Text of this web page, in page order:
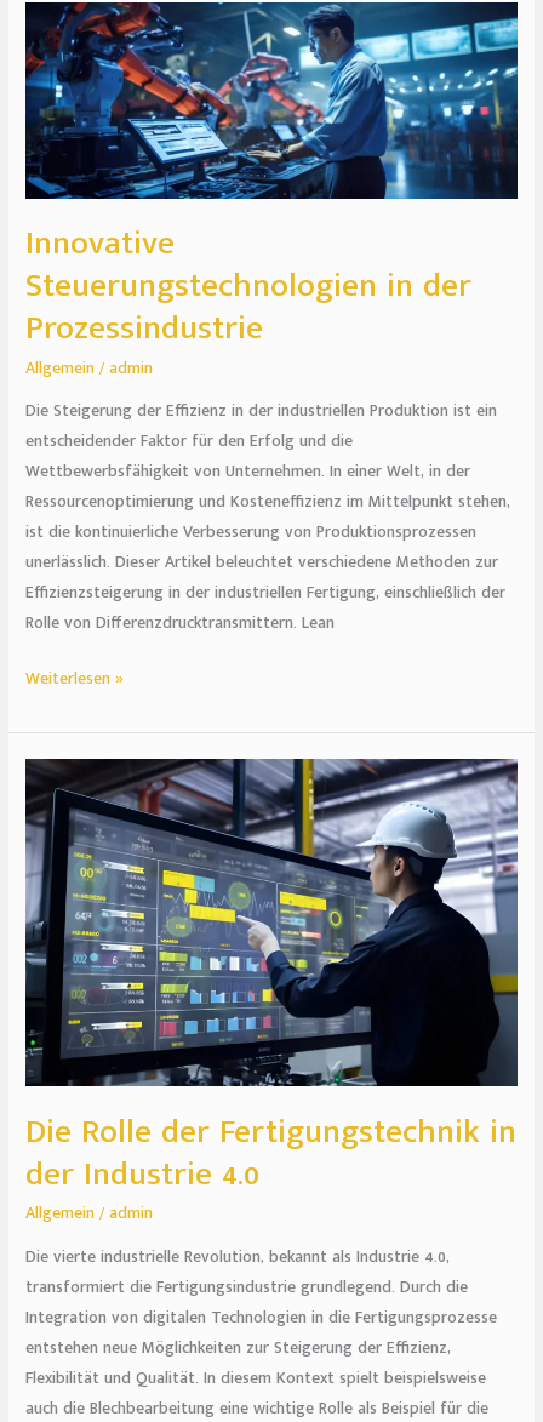
Innovative
Steuerungstechnologien in der
Prozessindustrie
Allgemein/admin
Die Steigerung der Effizienz in der industriellen Produktion ist ein
entscheidender Faktor für den Erfolg und die
Wettbewerbsfähigkeit von Unternehmen. In einer Welt, in der
Ressourcenoptimierung und Kosteneffizienz im Mittelpunkt stehen,
ist die kontinuierliche Verbesserung von Produktionsprozessen
unerlässlich. Dieser Artikel beleuchtet verschiedene Methoden zur
Effizienzsteigerung in der industriellen Fertigung, einschließlich der
Rolle von Differenzdrucktransmittern. Lean
Innovative
Steuerungstechnologien
in
der
Prozessindustrie
Weiterlesen »
Die Rolle der Fertigungstechnik in
der Industrie 4.0
Allgemein/admin
Die vierte industrielle Revolution, bekannt als Industrie 4.0,
transformiert die Fertigungsindustrie grundlegend. Durch die
Integration von digitalen Technologien in die Fertigungsprozesse
entstehen neue Möglichkeiten zur Steigerung der Effizienz,
Flexibilität und Qualität. In diesem Kontext spielt beispielsweise
auch die Blechbearbeitung eine wichtige Rolle als Beispiel für die
Die
Rolle
der
Fertigungstechnik
der
Industrie
4.0